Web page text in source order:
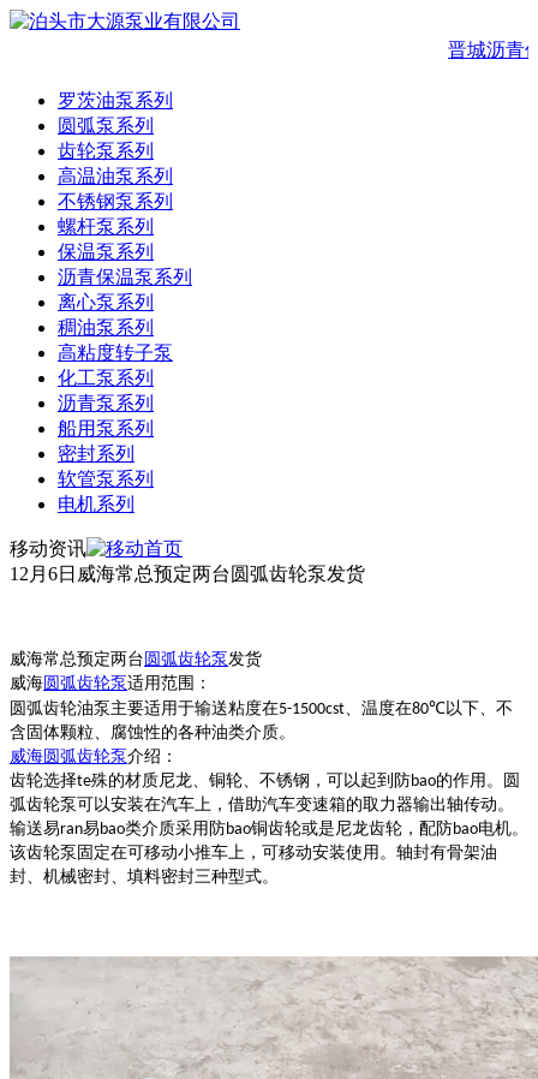
晋城沥青
罗茨油泵系列
圆弧泵系列
齿轮泵系列
高温油泵系列
不锈钢泵系列
螺杆泵系列
保温泵系列
沥青保温泵系列
离心泵系列
稠油泵系列
高粘度转子泵
化工泵系列
沥青泵系列
船用泵系列
密封系列
软管泵系列
电机系列
移动资讯
12月6日威海常总预定两台圆弧齿轮泵发货
威海常总预定两台 圆弧齿轮泵发货
威海 圆弧齿轮泵适用范围：
圆弧齿轮油泵主要适用于输送粘度在5-1500cst、温度在80℃以下、不
含固体颗粒、腐蚀性的各种油类介质。
威海 圆弧齿轮泵介绍：
齿轮选择te殊的材质尼龙、铜轮、不锈钢，可以起到防bao的作用。圆
弧齿轮泵可以安装在汽车上，借助汽车变速箱的取力器输出轴传动。
输送易ran易bao类介质采用防bao铜齿轮或是尼龙齿轮，配防bao电机。
该齿轮泵固定在可移动小推车上，可移动安装使用。轴封有骨架油
封、机械密封、填料密封三种型式。